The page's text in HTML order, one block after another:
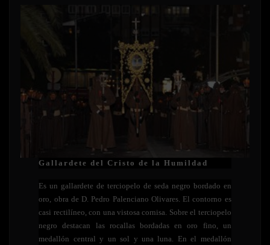
Gallardete del Cristo de la Humildad
Es un gallardete de terciopelo de seda negro bordado en
oro, obra de D. Pedro Palenciano Olivares. El contorno es
casi rectilíneo, con una vistosa cornisa. Sobre el terciopelo
negro destacan las rocallas bordadas en oro fino, un
medallón central y un sol y una luna. En el medallón